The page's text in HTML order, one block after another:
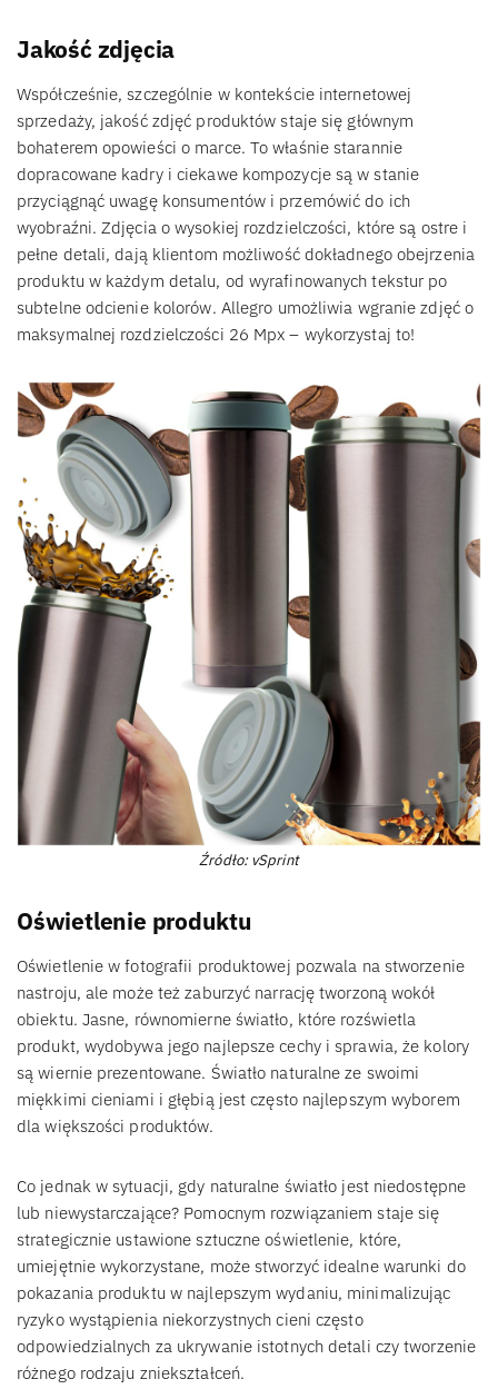
Jakość zdjęcia
Współcześnie, szczególnie w kontekście internetowej
sprzedaży, jakość zdjęć produktów staje się głównym
bohaterem opowieści o marce. To właśnie starannie
dopracowane kadry i ciekawe kompozycje są w stanie
przyciągnąć uwagę konsumentów i przemówić do ich
wyobraźni. Zdjęcia o wysokiej rozdzielczości, które są ostre i
pełne detali, dają klientom możliwość dokładnego obejrzenia
produktu w każdym detalu, od wyrafinowanych tekstur po
subtelne odcienie kolorów. Allegro umożliwia wgranie zdjęć o
maksymalnej rozdzielczości 26 Mpx – wykorzystaj to!
Źródło: vSprint
Oświetlenie produktu
Oświetlenie w fotografii produktowej pozwala na stworzenie
nastroju, ale może też zaburzyć narrację tworzoną wokół
obiektu. Jasne, równomierne światło, które rozświetla
produkt, wydobywa jego najlepsze cechy i sprawia, że kolory
są wiernie prezentowane. Światło naturalne ze swoimi
miękkimi cieniami i głębią jest często najlepszym wyborem
dla większości produktów.
Co jednak w sytuacji, gdy naturalne światło jest niedostępne
lub niewystarczające? Pomocnym rozwiązaniem staje się
strategicznie ustawione sztuczne oświetlenie, które,
umiejętnie wykorzystane, może stworzyć idealne warunki do
pokazania produktu w najlepszym wydaniu, minimalizując
ryzyko wystąpienia niekorzystnych cieni często
odpowiedzialnych za ukrywanie istotnych detali czy tworzenie
różnego rodzaju zniekształceń.